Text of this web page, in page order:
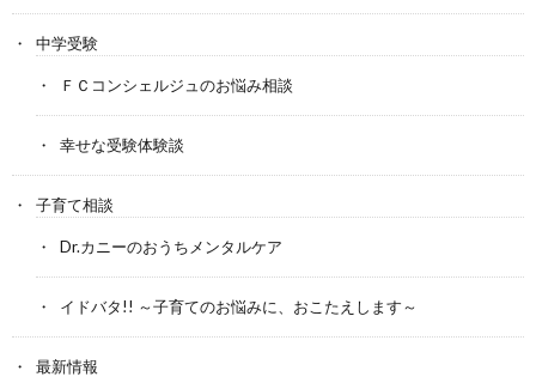
中学受験
ＦＣコンシェルジュのお悩み相談
幸せな受験体験談
子育て相談
Dr.カニーのおうちメンタルケア
イドバタ!! ～子育てのお悩みに、おこたえします～
最新情報